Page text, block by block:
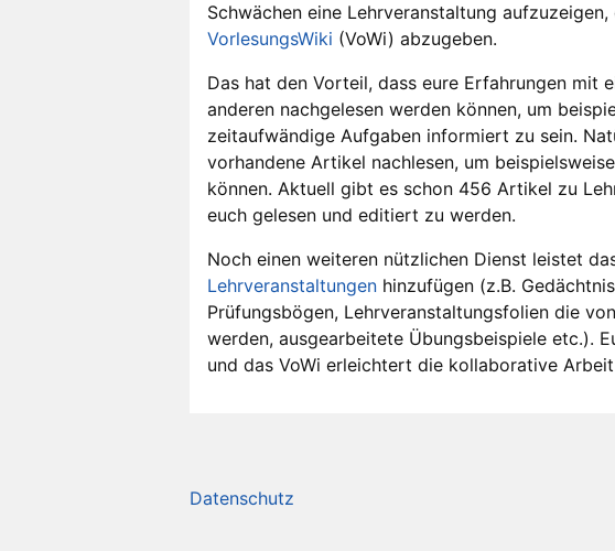
Schwächen eine Lehrveranstaltung
VorlesungsWiki (VoWi) abzugeben.
Das hat den Vorteil, dass eure Erfahrungen mit
anderen nachgelesen werden können, um
zeitaufwändige Aufgaben informiert zu sein.
vorhandene Artikel nachlesen, um
können. Aktuell gibt es schon 456 Artikel zu
euch gelesen und editiert zu werden.
Noch einen weiteren nützlichen Dienst leistet
Lehrveranstaltungen hinzufügen (z.B.
Prüfungsbögen, Lehrveranstaltungsfolien die
werden, ausgearbeitete Übungsbeispiele etc.).
und das VoWi erleichtert die kollaborative
Datenschutz